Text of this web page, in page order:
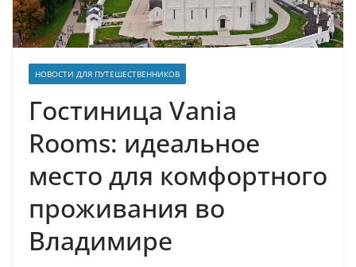
НОВОСТИ ДЛЯ ПУТЕШЕСТВЕННИКОВ
Гостиница Vania
Rooms: идеальное
место для комфортного
проживания во
Владимире